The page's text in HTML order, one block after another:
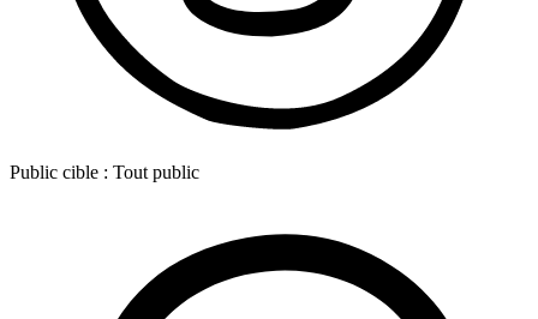
Public cible : Tout public